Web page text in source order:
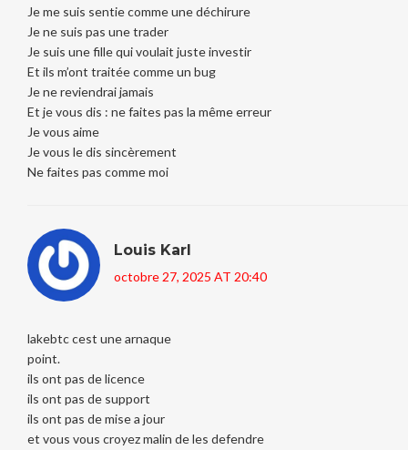
Je me suis sentie comme une déchirure
Je ne suis pas une trader
Je suis une fille qui voulait juste investir
Et ils m’ont traitée comme un bug
Je ne reviendrai jamais
Et je vous dis : ne faites pas la même erreur
Je vous aime
Je vous le dis sincèrement
Ne faites pas comme moi
Louis Karl
octobre 27, 2025 AT 20:40
lakebtc cest une arnaque
point.
ils ont pas de licence
ils ont pas de support
ils ont pas de mise a jour
et vous vous croyez malin de les defendre